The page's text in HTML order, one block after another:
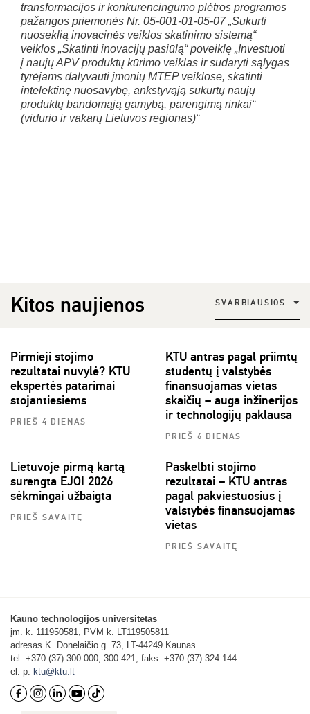
transformacijos ir konkurencingumo plėtros programos
pažangos priemonės Nr. 05-001-01-05-07 „Sukurti
nuoseklią inovacinės veiklos skatinimo sistemą“
veiklos „Skatinti inovacijų pasiūlą“ poveiklę „Investuoti
į naujų APV produktų kūrimo veiklas ir sudaryti sąlygas
tyrėjams dalyvauti įmonių MTEP veiklose, skatinti
intelektinę nuosavybę, ankstyvąją sukurtų naujų
produktų bandomąją gamybą, parengimą rinkai“
(vidurio ir vakarų Lietuvos regionas)“
Kitos naujienos SVARBIAUSIOS
Pirmieji stojimo
rezultatai nuvylė? KTU
ekspertės patarimai
stojantiesiems
PRIEŠ 4 DIENAS
KTU antras pagal priimtų
studentų į valstybės
finansuojamas vietas
skaičių – auga inžinerijos
ir technologijų paklausa
PRIEŠ 6 DIENAS
Lietuvoje pirmą kartą
surengta EJOI 2026
sėkmingai užbaigta
PRIEŠ SAVAITĘ
Paskelbti stojimo
rezultatai – KTU antras
pagal pakviestuosius į
valstybės finansuojamas
vietas
PRIEŠ SAVAITĘ
Kauno technologijos universitetas
įm. k. 111950581, PVM k. LT119505811
adresas K. Donelaičio g. 73, LT-44249 Kaunas
tel. +370 (37) 300 000, 300 421, faks. +370 (37) 324 144
el. p. ktu@ktu.lt